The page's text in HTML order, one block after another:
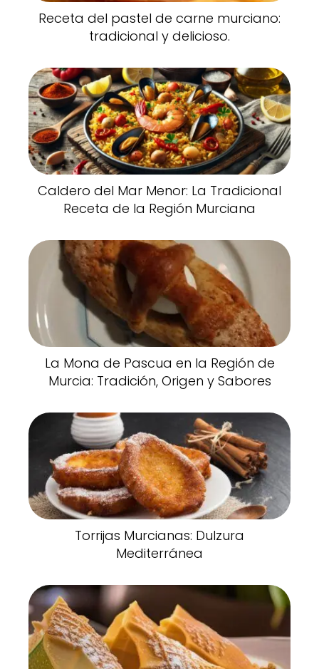
Receta del pastel de carne murciano:
tradicional y delicioso.
Caldero del Mar Menor: La Tradicional
Receta de la Región Murciana
La Mona de Pascua en la Región de
Murcia: Tradición, Origen y Sabores
Torrijas Murcianas: Dulzura
Mediterránea